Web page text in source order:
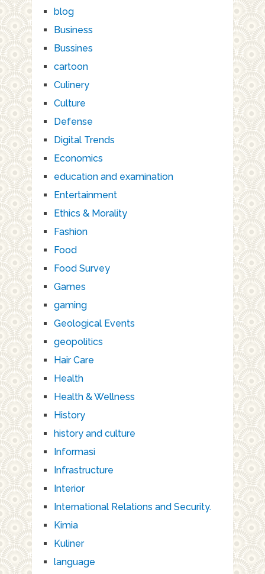
blog
Business
Bussines
cartoon
Culinery
Culture
Defense
Digital Trends
Economics
education and examination
Entertainment
Ethics & Morality
Fashion
Food
Food Survey
Games
gaming
Geological Events
geopolitics
Hair Care
Health
Health & Wellness
History
history and culture
Informasi
Infrastructure
Interior
International Relations and Security.
Kimia
Kuliner
language